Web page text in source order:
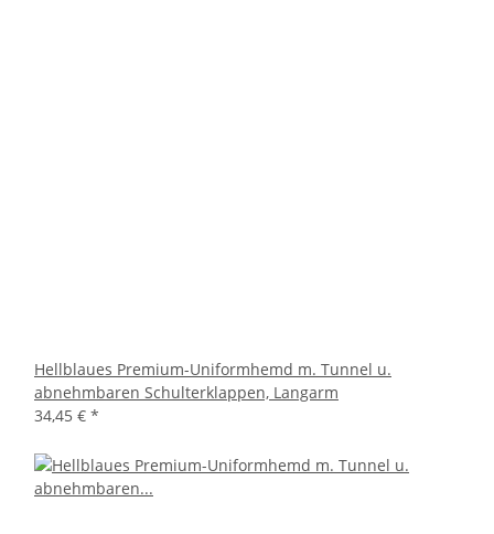
Hellblaues Premium-Uniformhemd m. Tunnel u.
abnehmbaren Schulterklappen, Langarm
34,45 € *